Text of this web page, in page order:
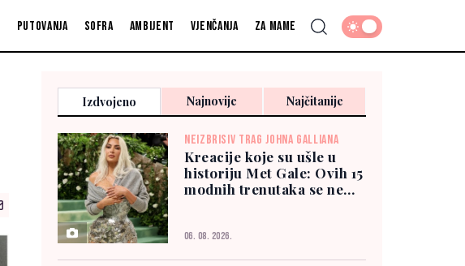
Putovanja Sofra Ambijent Vjenčanja Za mame
Izdvojeno Najnovije Najčitanije
NEIZBRISIV TRAG JOHNA GALLIANA
Kreacije koje su ušle u
historiju Met Gale: Ovih 15
modnih trenutaka se ne
06. 08. 2026.